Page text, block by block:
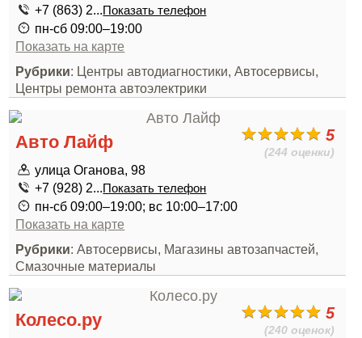
+7 (863) 2...Показать телефон
пн-сб 09:00–19:00
Показать на карте
Рубрики: Центры автодиагностики, Автосервисы,
Центры ремонта автоэлектрики
5
(244 оценки)
Авто Лайф
улица Оганова, 98
+7 (928) 2...Показать телефон
пн-сб 09:00–19:00; вс 10:00–17:00
Показать на карте
Рубрики: Автосервисы, Магазины автозапчастей,
Смазочные материалы
5
(240 оценок)
Колесо.ру